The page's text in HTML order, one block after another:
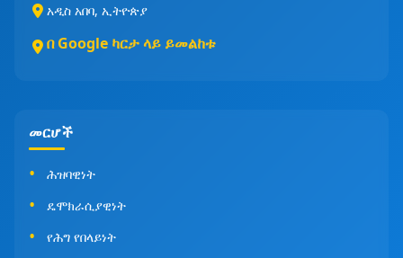
አዲስ አበባ, ኢትዮጵያ
በ Google ካርታ ላይ ይመልከቱ
መርሆች
ሕዝባዊነት
ዴሞክራሲያዊነት
የሕግ የበላይነት